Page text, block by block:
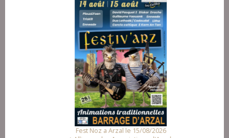
Fest Noz a Arzal le 15/08/2026